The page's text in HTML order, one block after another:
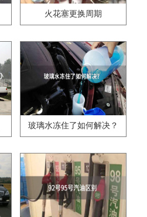
火花塞更换周期
玻璃水冻住了如何解决？